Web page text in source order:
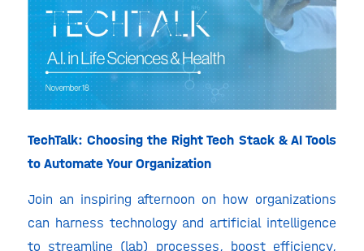
TechTalk: Choosing the Right Tech Stack & AI Tools
to Automate Your Organization
Join an inspiring afternoon on how organizations
can harness technology and artificial intelligence
to streamline (lab) processes, boost efficiency,